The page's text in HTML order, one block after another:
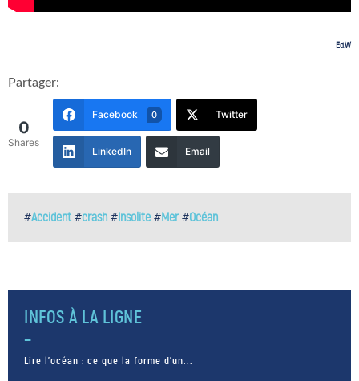
Ed.W
Partager:
0
Shares
Facebook 0 Twitter
LinkedIn Email
#Accident #crash #Insolite #Mer#Océan
INFOS À LA LIGNE
Lire l’océan : ce que la forme d’un...